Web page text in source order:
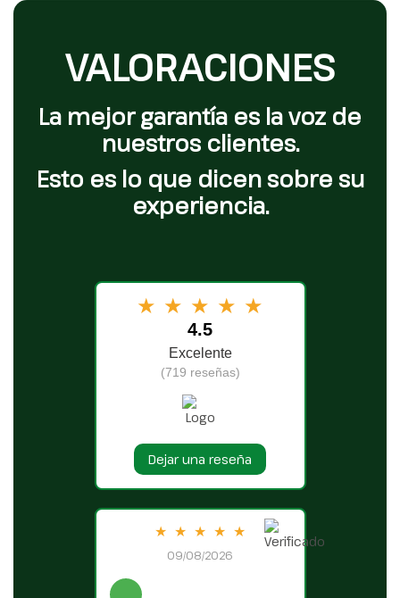
VALORACIONES
La mejor garantía es la voz de
nuestros clientes.
Esto es lo que dicen sobre su
experiencia.
★ ★ ★ ★ ★
4.5
Excelente
(719 reseñas)
Dejar una reseña
★ ★ ★ ★ ★
09/08/2026